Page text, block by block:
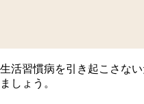
生活習慣病を引き起こさな
ましょう。